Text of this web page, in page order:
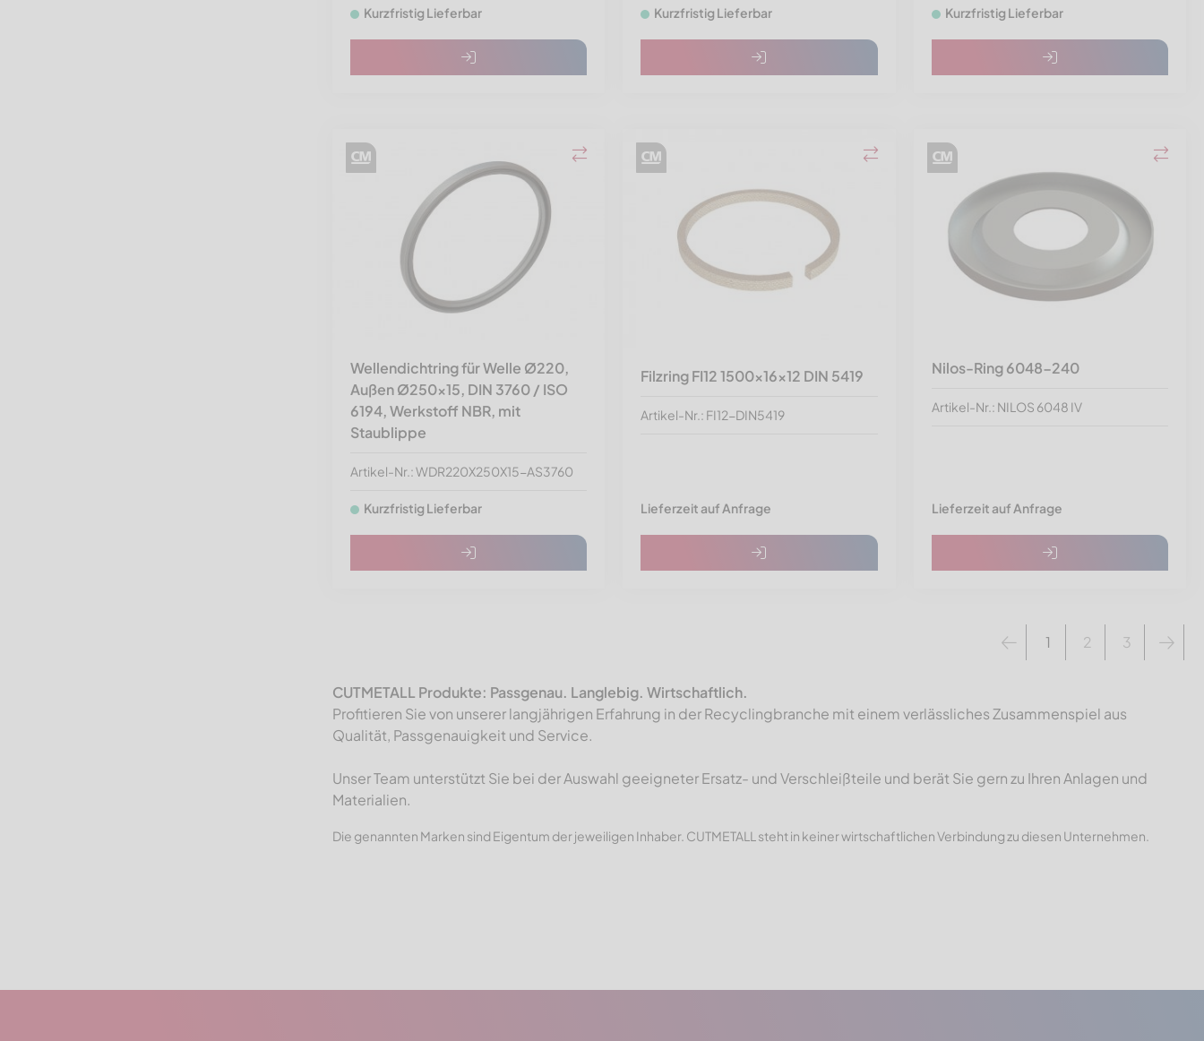
Kurzfristig Lieferbar Kurzfristig Lieferbar Kurzfristig Lieferbar
Wellendichtring für Welle Ø220,
Außen Ø250x15, DIN 3760 / ISO
6194, Werkstoff NBR, mit
Staublippe
Artikel-Nr.: WDR220X250X15-AS3760
Kurzfristig Lieferbar
Filzring FI12 1500x16x12 DIN 5419
Artikel-Nr.: FI12-DIN5419
Lieferzeit auf Anfrage
Nilos-Ring 6048-240
Artikel-Nr.: NILOS 6048 IV
Lieferzeit auf Anfrage
1 2 3
CUTMETALL Produkte: Passgenau. Langlebig. Wirtschaftlich.
Profitieren Sie von unserer langjährigen Erfahrung in der Recyclingbranche mit einem verlässliches Zusammenspiel aus
Qualität, Passgenauigkeit und Service.
Unser Team unterstützt Sie bei der Auswahl geeigneter Ersatz- und Verschleißteile und berät Sie gern zu Ihren Anlagen und
Materialien.
Die genannten Marken sind Eigentum der jeweiligen Inhaber. CUTMETALL steht in keiner wirtschaftlichen Verbindung zu diesen Unternehmen.